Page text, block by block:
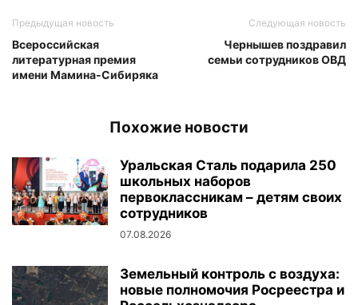
Предыдущая новость
Всероссийская
литературная премия
имени Мамина-Сибиряка
Следующая новость
Чернышев поздравил
семьи сотрудников ОВД
Похожие новости
Уральская Сталь подарила 250
школьных наборов
первоклассникам – детям своих
сотрудников
07.08.2026
Земельный контроль с воздуха:
новые полномочия Росреестра и